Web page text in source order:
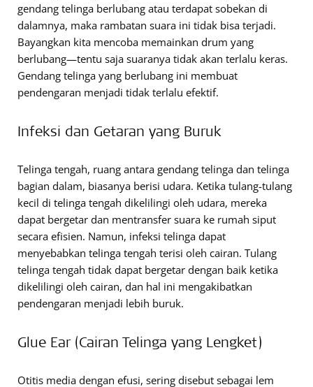
gendang telinga berlubang atau terdapat sobekan di
dalamnya, maka rambatan suara ini tidak bisa terjadi.
Bayangkan kita mencoba memainkan drum yang
berlubang—tentu saja suaranya tidak akan terlalu keras.
Gendang telinga yang berlubang ini membuat
pendengaran menjadi tidak terlalu efektif.
Infeksi dan Getaran yang Buruk
Telinga tengah, ruang antara gendang telinga dan telinga
bagian dalam, biasanya berisi udara. Ketika tulang-tulang
kecil di telinga tengah dikelilingi oleh udara, mereka
dapat bergetar dan mentransfer suara ke rumah siput
secara efisien. Namun, infeksi telinga dapat
menyebabkan telinga tengah terisi oleh cairan. Tulang
telinga tengah tidak dapat bergetar dengan baik ketika
dikelilingi oleh cairan, dan hal ini mengakibatkan
pendengaran menjadi lebih buruk.
Glue Ear (Cairan Telinga yang Lengket)
Otitis media dengan efusi, sering disebut sebagai lem